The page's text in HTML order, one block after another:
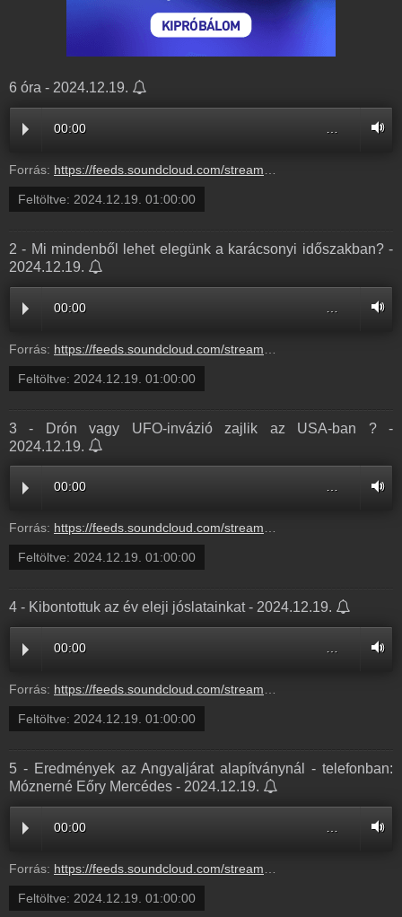
6 óra - 2024.12.19.
00:00
Forrás: https://feeds.soundcloud.com/stream/1989623031-radio1hungary-6-ora-578339991.mp3
Feltöltve: 2024.12.19. 01:00:00
2 - Mi mindenből lehet elegünk a karácsonyi időszakban? -
2024.12.19.
00:00
Forrás: https://feeds.soundcloud.com/stream/1989622995-radio1hungary-2-mi-mindenb-l-lehet-eleg-nk-a.mp3
Feltöltve: 2024.12.19. 01:00:00
3 - Drón vagy UFO-invázió zajlik az USA-ban ? -
2024.12.19.
00:00 …
Forrás: https://feeds.soundcloud.com/stream/1989622963-radio1hungary-3-dron-vagy-ufo-invazio-zajlik.mp3
Feltöltve: 2024.12.19. 01:00:00
4 - Kibontottuk az év eleji jóslatainkat - 2024.12.19.
00:00
Forrás: https://feeds.soundcloud.com/stream/1989622927-radio1hungary-4-kibontottuk-az-ev-eleji.mp3
Feltöltve: 2024.12.19. 01:00:00
5 - Eredmények az Angyaljárat alapítványnál - telefonban:
Móznerné Eőry Mercédes - 2024.12.19.
00:00
Forrás: https://feeds.soundcloud.com/stream/1989622895-radio1hungary-5-eredm-nyek-az-angyalj-rat.mp3
Feltöltve: 2024.12.19. 01:00:00